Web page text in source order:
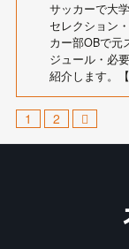
サッカーで大
セレクション
カー部OBで元
ジュール・必
紹介します。
1 2